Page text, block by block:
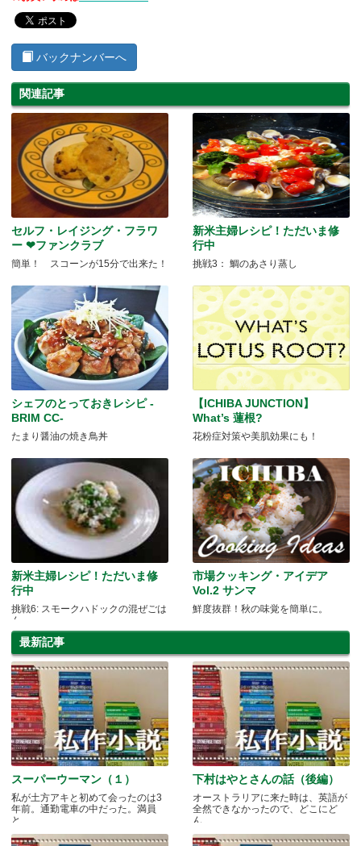
バックナンバーへ
関連記事
セルフ・レイジング・フラワ
ー ❤ファンクラブ
簡単！ スコーンが15分で出来た！
新米主婦レシピ！ただいま修
行中
挑戦3： 鯛のあさり蒸し
シェフのとっておきレシピ -
BRIM CC-
たまり醤油の焼き鳥丼
【ICHIBA JUNCTION】
What’s 蓮根?
花粉症対策や美肌効果にも！
新米主婦レシピ！ただいま修
行中
挑戦6: スモークハドックの混ぜごは
ん
市場クッキング・アイデア
Vol.2 サンマ
鮮度抜群！秋の味覚を簡単に。
最新記事
スーパーウーマン（１）
私が土方アキと初めて会ったのは3
年前。通勤電車の中だった。満員
と.....
下村はやとさんの話（後編）
オーストラリアに来た時は、英語が
全然できなかったので、どこにど
ん.....